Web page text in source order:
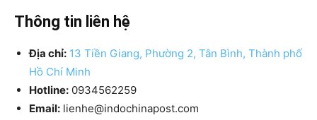
Thông tin liên hệ
Địa chỉ: 13 Tiền Giang, Phường 2, Tân Bình, Thành phố
Hồ Chí Minh
Hotline: 0934562259
Email: lienhe@indochinapost.com